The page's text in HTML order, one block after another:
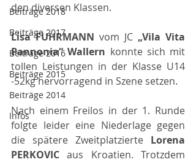
Beiträge 2018
Beiträge 2017
Beiträge 2016
Beiträge 2015
Beiträge 2014
Infos
den diversen Klassen.
Lisa FUHRMANN vom JC „Vila Vita
Pannonia“ Wallern konnte sich mit
tollen Leistungen in der Klasse U14
-52kg hervorragend in Szene setzen.
Nach einem Freilos in der 1. Runde
folgte leider eine Niederlage gegen
die spätere Zweitplatzierte Lorena
PERKOVIC aus Kroatien. Trotzdem